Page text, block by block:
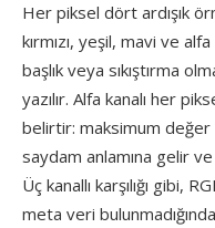
Her piksel dört ardışık
kırmızı, yeşil, mavi ve
başlık veya sıkıştırma
yazılır. Alfa kanalı her
belirtir: maksimum değer
saydam anlamına gelir
Üç kanallı karşılığı gibi,
meta veri